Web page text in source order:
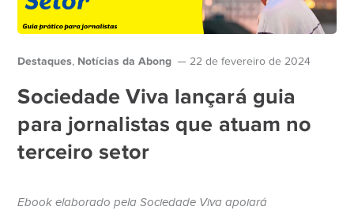
Destaques, Notícias da Abong 22 de fevereiro de 2024
Sociedade Viva lançará guia
para jornalistas que atuam no
terceiro setor
Ebook elaborado pela Sociedade Viva apoiará